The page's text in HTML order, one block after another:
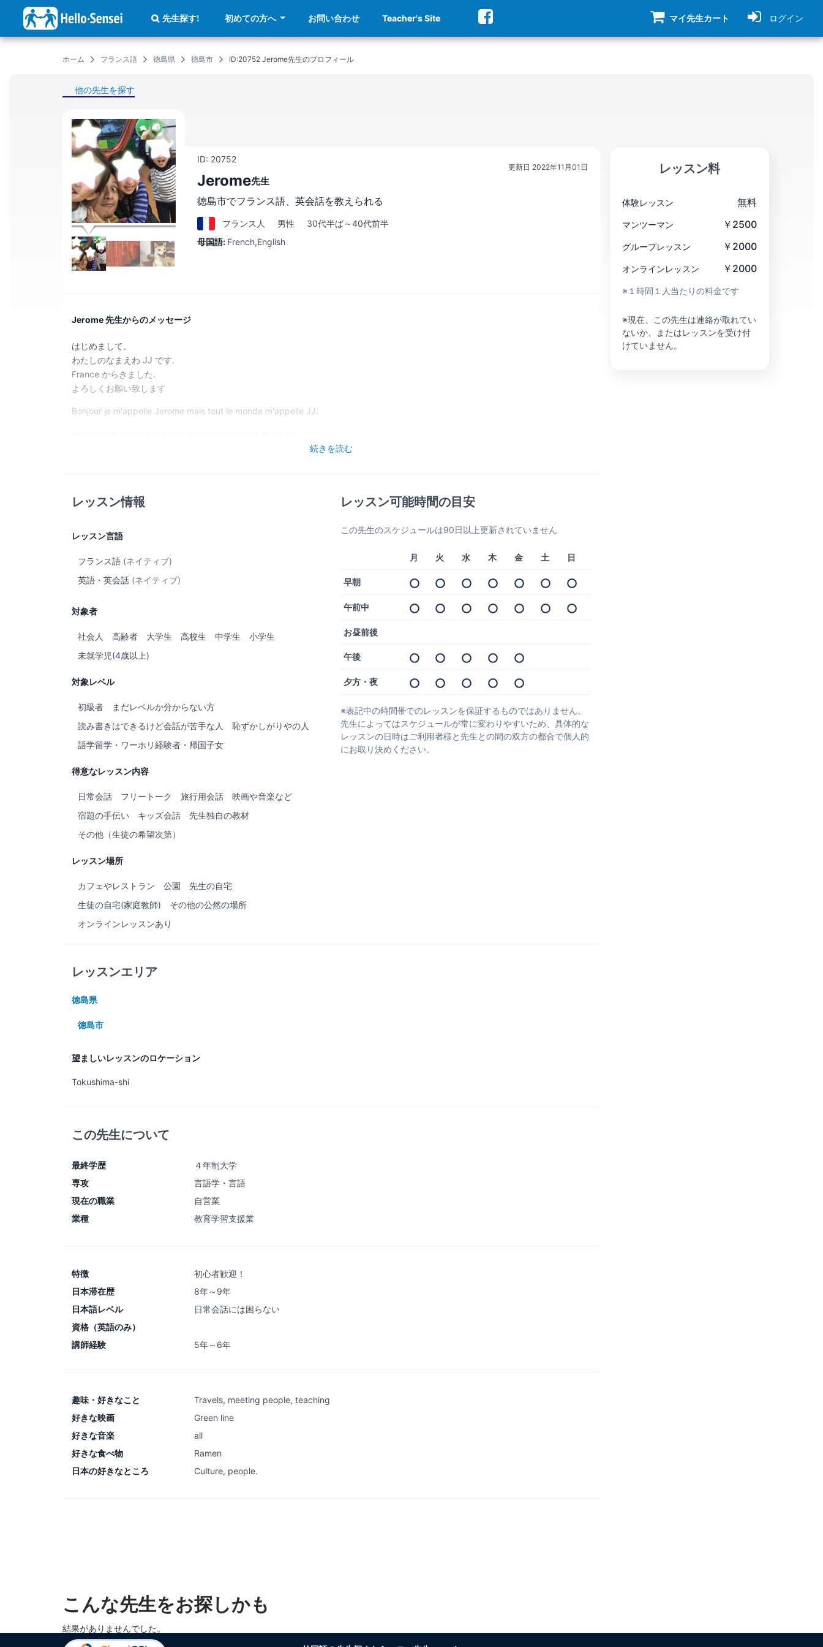
ン
先生探す! 初めての方へ お問い合わせ Teacher's Site マイ先生カート ログイン
ホーム フランス語 徳島県 徳島市 ID:20752 Jerome先生のプロフィール
他の先生を探す
ID: 20752
Jerome先生
徳島市でフランス語、英会話を教えられる
フランス 人 男性
30代半ば～40代前半
母国語: French,English
更新日 2022年11月01日
Jerome 先生からのメッセージ
はじめまして。
わたしのなまえわ JJ です.
France からきました.
よろしくお願い致します
Bonjour je m'appelle Jerome mais tout le monde m'appelle JJ.
I have been teaching in Japan French and English for more than 10 years to kids and adults.
JJ
続きを読む
レッスン情報
レッスン言語
フランス語 (ネイティブ)
英語・英会話 (ネイティブ)
対象者
社会人 高齢者 大学生 高校生 中学生
小学生
未就学児(4歳以上)
対象レベル
初級者
まだレベルか分からない方
読み書きはできるけど会話が苦手な人
恥ずかしがりやの人
語学留学・ワーホリ経験者・帰国子女
得意なレッスン内容
日常会話 フリートーク 旅行用会話
映画や音楽など
宿題の手伝い
キッズ会話
先生独自の教材
その他（生徒の希望次第）
レッスン場所
カフェやレストラン 公園
先生の自宅
生徒の自宅(家庭教師)
その他の公然の場所
オンラインレッスンあり
レッスン可能時間の目安
この先生のスケジュールは90日以上更新されていません
月 火 水 木 金 土 日
早朝
午前中
お昼前後
午後
夕方・夜
※表記中の時間帯でのレッスンを保証するものではありません。
先生によってはスケジュールが常に変わりやすいため、具体的な
レッスンの日時はご利用者様と先生との間の双方の都合で個人的
にお取り決めください。
レッスンエリア
徳島県
徳島市
望ましいレッスンのロケーション
Tokushima-shi
この先生について
最終学歴
４年制大学
専攻
言語学・言語
現在の職業
自営業
業種
教育学習支援業
特徴
初心者歓迎！
日本滞在歴
8年～9年
日本語レベル
日常会話には困らない
資格（英語のみ）
講師経験
5年～6年
趣味・好きなこと
Travels, meeting people, teaching
好きな映画
Green line
好きな音楽
all
好きな食べ物
Ramen
日本の好きなところ
Culture, people.
レッスン料
体験レッスン 無料
マンツーマン ￥2500
グループレッスン ￥2000
オンラインレッスン ￥2000
※１時間１人当たりの料金です
※現在、この先生は連絡が取れてい
ないか、またはレッスンを受け付
けていません。
こんな先生をお探しかも
結果がありませんでした。